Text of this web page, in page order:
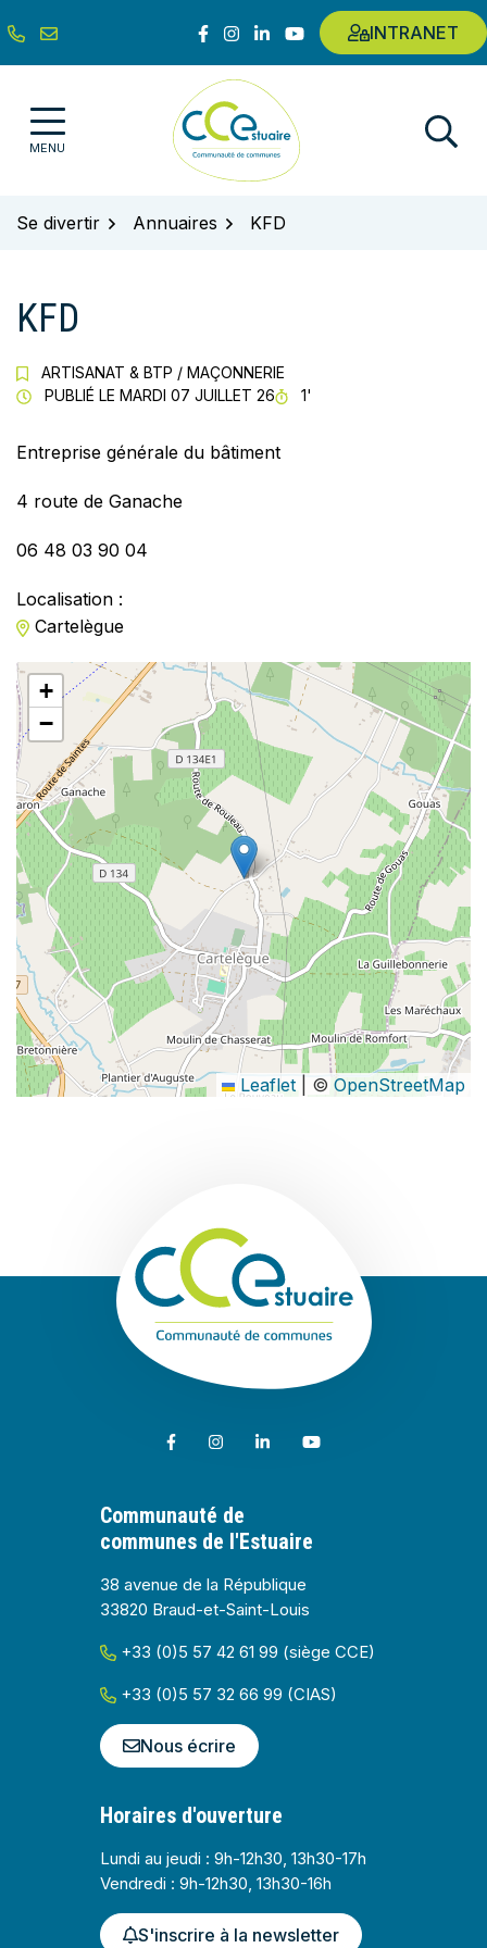
au
contenu
Lien vers le compte Facebook
Lien vers le compte Instagram
Lien vers le compte Linkedin
Lien vers la chaîne Youtube
INTRANET
MENU Communauté de communes de
Se divertir Annuaires KFD
KFD
ARTISANAT & BTP / MAÇONNERIE
PUBLIÉ LE MARDI 07 JUILLET 26 TEMPS DE LECTURE
1'
Entreprise générale du bâtiment
4 route de Ganache
06 48 03 90 04
Localisation :
Cartelègue
+
−
Leaflet © OpenStreetMap
Lien vers le compte Facebook
Lien vers le compte Instagram
Lien vers le compte Linkedin
Lien vers la chaîne
Communauté de
communes de l'Estuaire
38 avenue de la République
33820 Braud-et-Saint-Louis
+33 (0)5 57 42 61 99 (siège CCE)
+33 (0)5 57 32 66 99 (CIAS)
Nous écrire
Horaires d'ouverture
Lundi au jeudi : 9h-12h30, 13h30-17h
Vendredi : 9h-12h30, 13h30-16h
S'inscrire à la newsletter